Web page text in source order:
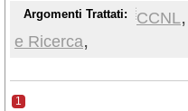
educative; Istituzioni di Alta
universitarie; Istituzioni ed enti di
Argomenti Trattati: CCNL,
e Ricerca,
1